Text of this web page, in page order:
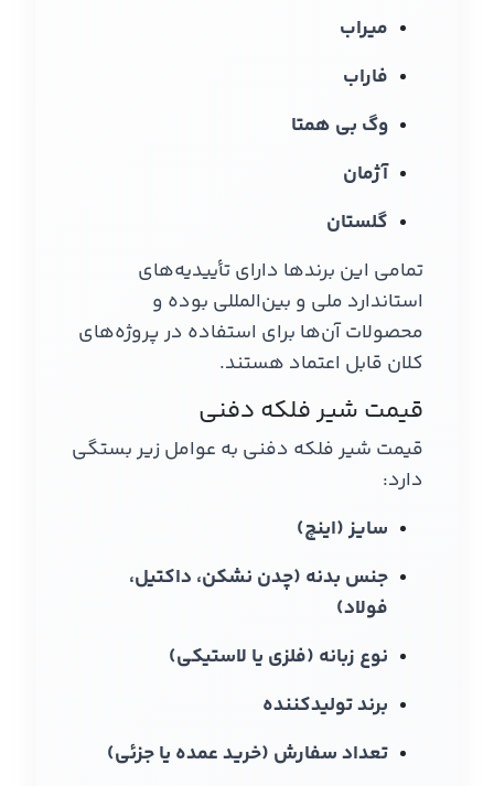
میراب
فاراب
وگ بی همتا
آژمان
گلستان
تمامی این برندها دارای تأییدیه‌های
استاندارد ملی و بین‌المللی بوده و
محصولات آن‌ها برای استفاده در پروژه‌های
کلان قابل اعتماد هستند.
قیمت شیر فلکه دفنی
قیمت شیر فلکه دفنی به عوامل زیر بستگی
دارد:
سایز (اینچ)
جنس بدنه (چدن نشکن، داکتیل،
فولاد)
نوع زبانه (فلزی یا لاستیکی)
برند تولیدکننده
تعداد سفارش (خرید عمده یا جزئی)